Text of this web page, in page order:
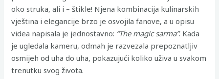
oko struka, ali i – štikle! Njena kombinacija kulinarskih
vještina i elegancije brzo je osvojila fanove, a u opisu
videa napisala je jednostavno: “The magic sarma”. Kada
je ugledala kameru, odmah je razvezala prepoznatljiv
osmijeh od uha do uha, pokazujući koliko uživa u svakom
trenutku svog života.